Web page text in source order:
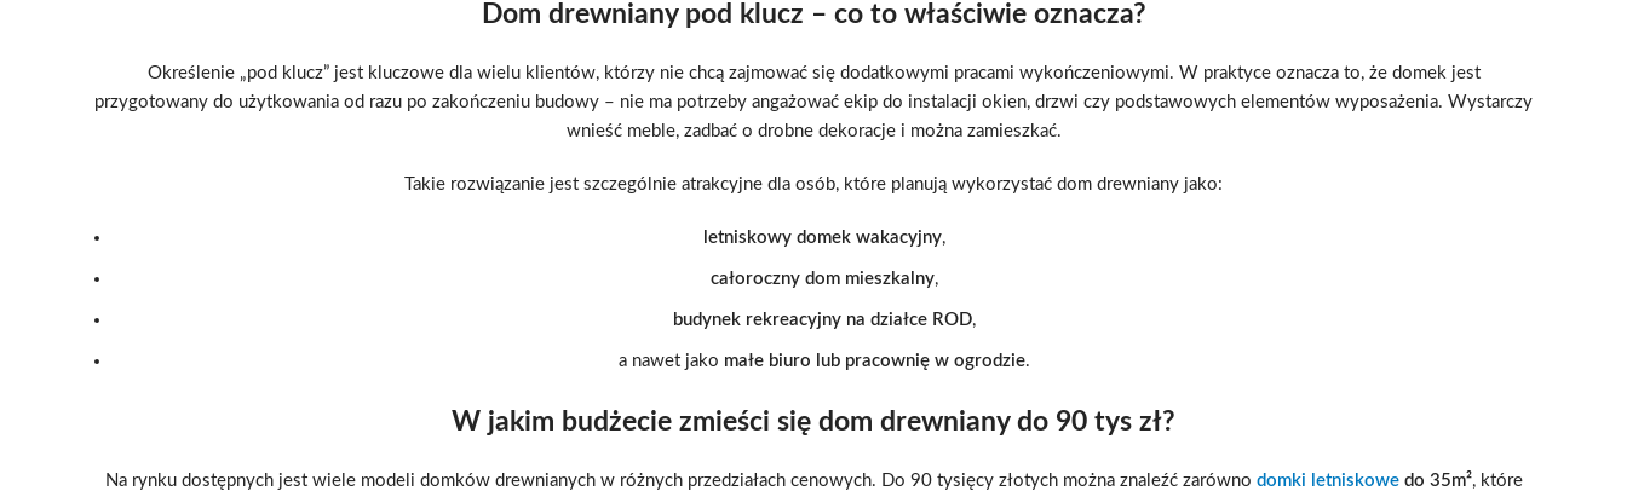
Dom drewniany pod klucz – co to właściwie oznacza?
Określenie „pod klucz” jest kluczowe dla wielu klientów, którzy nie chcą zajmować się dodatkowymi pracami wykończeniowymi. W praktyce oznacza to, że domek jest
przygotowany do użytkowania od razu po zakończeniu budowy – nie ma potrzeby angażować ekip do instalacji okien, drzwi czy podstawowych elementów wyposażenia. Wystarczy
wnieść meble, zadbać o drobne dekoracje i można zamieszkać.
Takie rozwiązanie jest szczególnie atrakcyjne dla osób, które planują wykorzystać dom drewniany jako:
letniskowy domek wakacyjny,
całoroczny dom mieszkalny,
budynek rekreacyjny na działce ROD,
a nawet jako małe biuro lub pracownię w ogrodzie.
W jakim budżecie zmieści się dom drewniany do 90 tys zł?
Na rynku dostępnych jest wiele modeli domków drewnianych w różnych przedziałach cenowych. Do 90 tysięcy złotych można znaleźć zarówno domki letniskowedo 35m², które